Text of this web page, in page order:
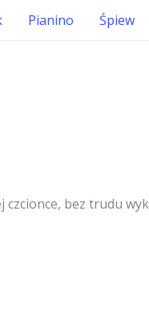
Pianino Śpiew
czcionce, bez trudu